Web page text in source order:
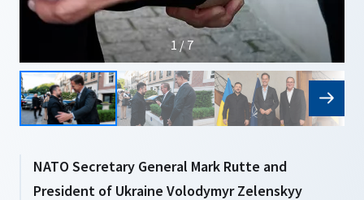
1 / 7
NATO Secretary General Mark Rutte and
President of Ukraine Volodymyr Zelenskyy